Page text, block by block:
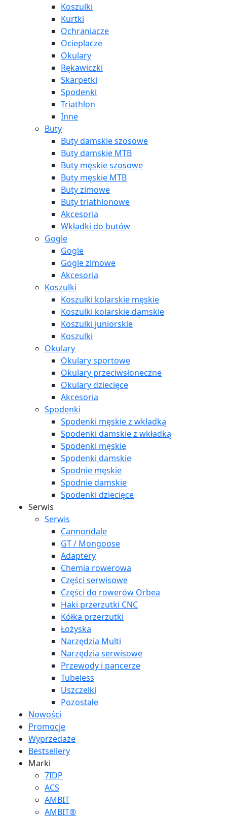
Koszulki
Kurtki
Ochraniacze
Ocieplacze
Okulary
Rękawiczki
Skarpetki
Spodenki
Triathlon
Inne
Buty
Buty damskie szosowe
Buty damskie MTB
Buty męskie szosowe
Buty męskie MTB
Buty zimowe
Buty triathlonowe
Akcesoria
Wkładki do butów
Gogle
Gogle
Gogle zimowe
Akcesoria
Koszulki
Koszulki kolarskie męskie
Koszulki kolarskie damskie
Koszulki juniorskie
Koszulki
Okulary
Okulary sportowe
Okulary przeciwsłoneczne
Okulary dziecięce
Akcesoria
Spodenki
Spodenki męskie z wkładką
Spodenki damskie z wkładką
Spodenki męskie
Spodenki damskie
Spodnie męskie
Spodnie damskie
Spodenki dziecięce
Serwis
Serwis
Cannondale
GT / Mongoose
Adaptery
Chemia rowerowa
Części serwisowe
Części do rowerów Orbea
Haki przerzutki CNC
Kółka przerzutki
Łożyska
Narzędzia Multi
Narzędzia serwisowe
Przewody i pancerze
Tubeless
Uszczelki
Pozostałe
Nowości
Promocje
Wyprzedaże
Bestsellery
Marki
7IDP
ACS
AMBIT
AMBIT®